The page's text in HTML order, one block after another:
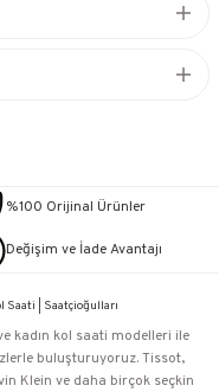
%100 Orijinal Ürünler
Değişim ve İade Avantajı
kadın kol saati modelleri ile
buluşturuyoruz. Tissot,
Klein ve daha birçok seçkin